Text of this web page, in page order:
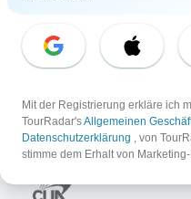
Excellent
Assoziiert mit
Mit der Registrierung erkläre ich
TourRadar'sAllgemeinen
Datenschutzerklärung , von
stimme dem Erhalt von